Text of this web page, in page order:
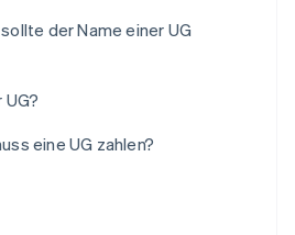
der Name einer UG
eine UG zahlen?